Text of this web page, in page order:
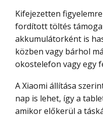
Kifejezetten figyelemre méltó a 27W-os vezetékes
fordított töltés
akkumulátorként is
közben vagy bárhol
okostelefon vagy egy
A Xiaomi állítása szerint a készenléti idő akár 69
nap is lehet, így a
amikor előkerül a